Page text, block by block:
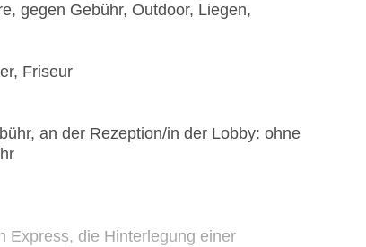
gegen Gebühr, Outdoor, Liegen,
Friseur
an der Rezeption/in der Lobby: ohne
Express, die Hinterlegung einer